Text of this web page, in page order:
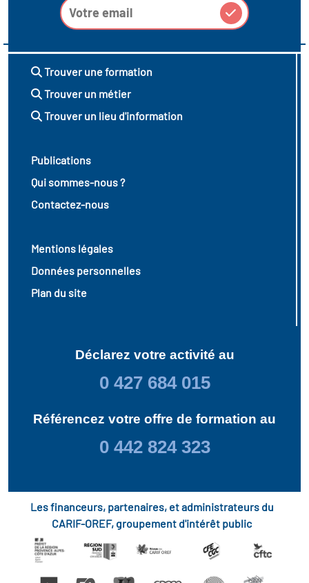
Trouver une formation
Trouver un métier
Trouver un lieu d'information
Publications
Qui sommes-nous ?
Contactez-nous
Mentions légales
Données personnelles
Plan du site
Déclarez votre activité au
0 427 684 015
Référencez votre offre de formation au
0 442 824 323
Les financeurs, partenaires, et administrateurs du
CARIF-OREF, groupement d'intérêt public